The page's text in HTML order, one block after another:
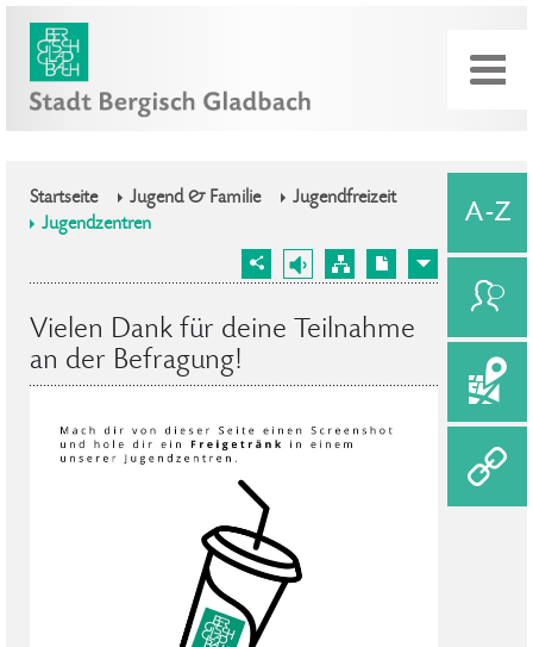
Startseite Jugend & Familie
Jugendfreizeit
Jugendzentren
Vielen Dank für deine Teilnahme
an der Befragung!